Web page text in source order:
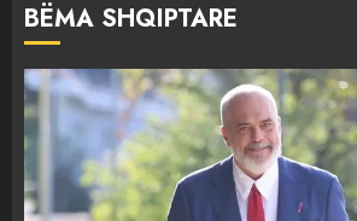
BËMA SHQIPTARE